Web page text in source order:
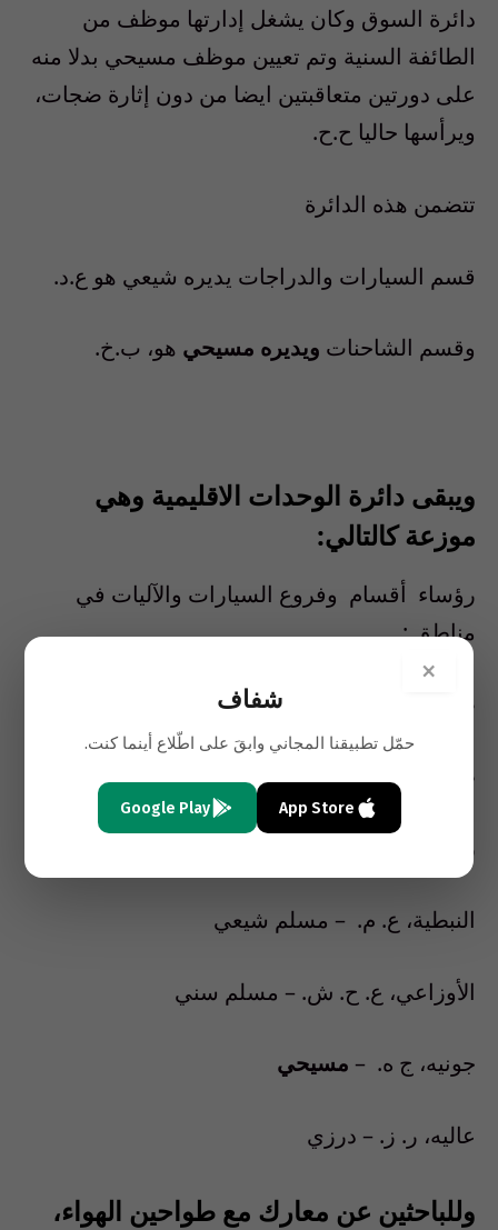
دائرة السوق وكان يشغل إدارتها موظف من
الطائفة السنية وتم تعيين موظف مسيحي بدلا منه
على دورتين متعاقبتين ايضا من دون إثارة ضجات،
ويرأسها حاليا ح.ح.
تتضمن هذه الدائرة
قسم السيارات والدراجات يديره شيعي هو ع.د.
وقسم الشاحنات ويديره مسيحي هو، ب.خ.
ويبقى دائرة الوحدات الاقليمية وهي
موزعة كالتالي:
رؤساء أقسام وفروع السيارات والآليات في
مناطق :
صيدا، ع.و. – مسلم سني
طرابلس، ف. ح –مسيحي
زحلة، إ. أ. خ.
النبطية، ع. م. – مسلم شيعي
الأوزاعي، ع. ح. ش. – مسلم سني
جونيه، ج ه. – مسيحي
عاليه، ر. ز. – درزي
وللباحثين عن معارك مع طواحين الهواء،
×
شفاف
حمّل تطبيقنا المجاني وابقَ على اطّلاع أينما كنت.
App Store
Google Play